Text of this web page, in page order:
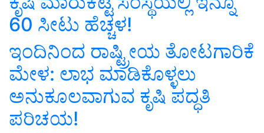
60 ಸೀಟು ಹೆಚ್ಚಳ!
ಇಂದಿನಿಂದ ರಾಷ್ಟ್ರೀಯ ತೋಟಗಾರಿಕೆ
ಮೇಳ: ಲಾಭ ಮಾಡಿಕೊಳ್ಳಲು
ಅನುಕೂಲವಾಗುವ ಕೃಷಿ ಪದ್ಧತಿ
ಪರಿಚಯ!